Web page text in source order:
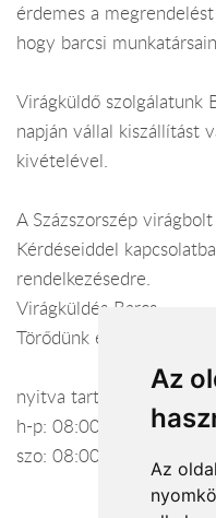
Az
Az
érdemes a
hogy barcsi
Virágküldő szolgálatunk
napján vállal kiszállítást
kivételével.
A Százszorszép
Kérdéseiddel
rendelkezésedre.
Virágküldés Barcs
Törődünk egymással
nyitva tartás:
h-p: 08:00-17:00
szo: 08:00-12:00